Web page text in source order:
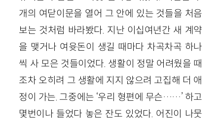
개의 여닫이문을 열어 그 안에 있는 것들을 처음
보는 것처럼 바라봤다. 지난 이십여년간 새 계약
을 맺거나 여윳돈이 생길 때마다 차곡차곡 하나
씩 사 모은 것들이었다. 생활이 정말 어려웠을 때
조차 오히려 그 생활에 지지 않으려 고집해 더 애
정이 가는. 그중에는 ‘우리 형편에 무슨……’ 하고
몇번이나 들었다 놓은 잔도 있었다. 어진이 나뭇